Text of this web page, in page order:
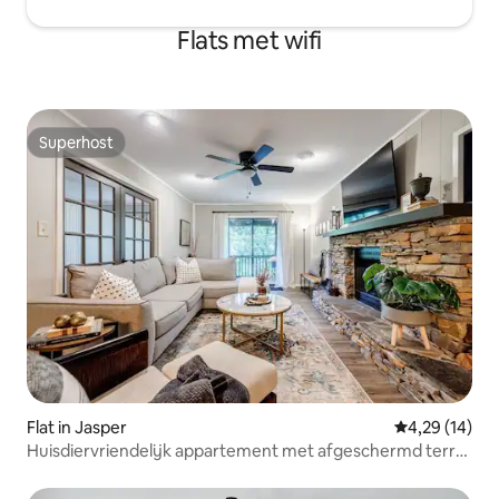
Flats met wifi
Superhost
Superhost
Flat in Jasper Gemiddelde
4,29 (14)
Huisdiervriendelijk appartement met afgeschermd terras